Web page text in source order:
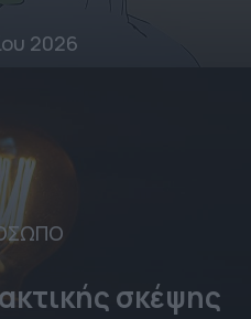
2026
σκέψης